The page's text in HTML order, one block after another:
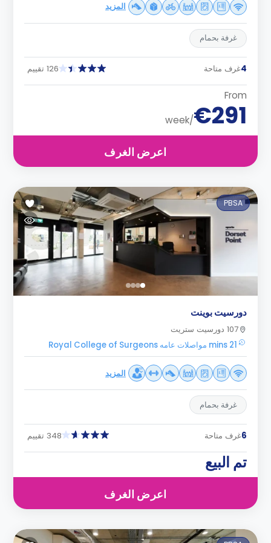
المزيد
غرفة بحمام
4غرف متاحة 126 تقييم
From
€291
/week
اعرض الغرف
PBSA
دورسيت بوينت
107 دورسيت ستريت
21 mins مواصلات عامه Royal College of Surgeons
المزيد
غرفة بحمام
6غرف متاحة 348 تقييم
تم البيع
اعرض الغرف